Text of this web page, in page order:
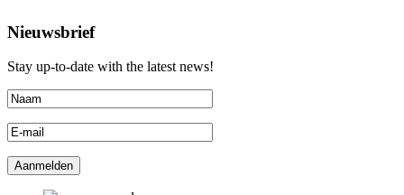
Nieuwsbrief
Stay up-to-date with the latest news!